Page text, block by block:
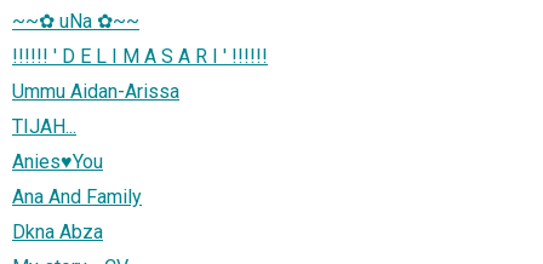
~~✿ uNa ✿~~
!!!!!! ' D E L I M A S A R I ' !!!!!!
Ummu Aidan-Arissa
TIJAH...
Anies♥You
Ana And Family
Dkna Abza